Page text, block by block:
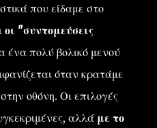
που είδαμε στο
οι "συντομεύσεις
ένα πολύ βολικό μενού
όταν κρατάμε
οθόνη. Οι επιλογές
αλλά με το